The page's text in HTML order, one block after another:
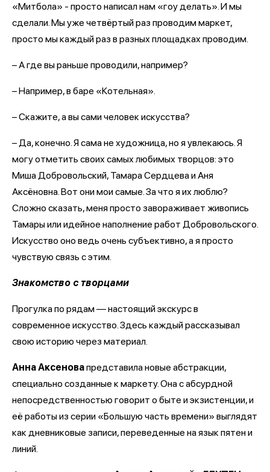
«Митбола» - просто написал нам «гоу делать». И мы
сделали. Мы уже четвёртый раз проводим маркет,
просто мы каждый раз в разных площадках проводим.
– А где вы раньше проводили, например?
– Например, в баре «Котельная».
– Скажите, а вы сами человек искусства?
– Да, конечно. Я сама не художница, но я увлекаюсь. Я
могу отметить своих самых любимых творцов: это
Миша Добровольский, Тамара Сердцева и Аня
Аксёновна. Вот они мои самые. За что я их люблю?
Сложно сказать, меня просто завораживает живопись
Тамары или идейное наполнение работ Добровольского.
Искусство оно ведь очень субъективно, а я просто
чувствую связь с этим.
Знакомство с творцами
Прогулка по рядам — настоящий экскурс в
современное искусство. Здесь каждый рассказывал
свою историю через материал.
Анна Аксеновапредставила новые абстракции,
специально созданные к маркету. Она с абсурдной
непосредственностью говорит о быте и экзистенции, и
её работы из серии «Большую часть времени» выглядят
как дневниковые записи, переведенные на язык пятен и
линий.